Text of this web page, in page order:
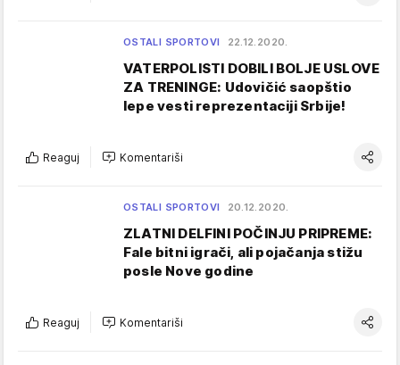
OSTALI SPORTOVI 22.12.2020.
VATERPOLISTI DOBILI BOLJE USLOVE
ZA TRENINGE: Udovičić saopštio
lepe vesti reprezentaciji Srbije!
Reaguj Komentariši
OSTALI SPORTOVI 20.12.2020.
ZLATNI DELFINI POČINJU PRIPREME:
Fale bitni igrači, ali pojačanja stižu
posle Nove godine
Reaguj Komentariši